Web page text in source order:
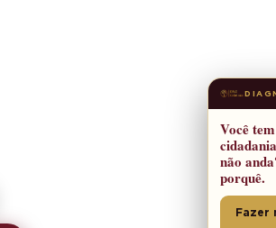
Você
não
porquê.
Fazer